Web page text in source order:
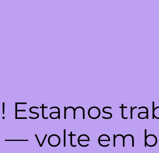
Estamos
— volte em